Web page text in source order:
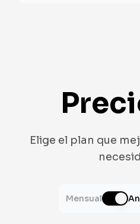
Elige el plan que
Mensual